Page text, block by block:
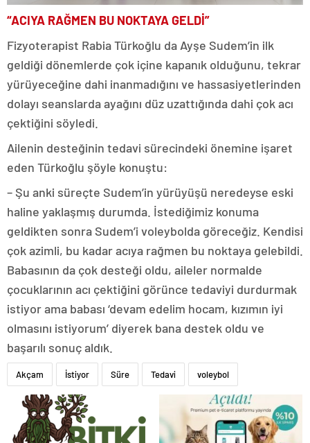
“ACIYA RAĞMEN BU NOKTAYA GELDİ”
Fizyoterapist Rabia Türkoğlu da Ayşe Sudem’in ilk
geldiği dönemlerde çok içine kapanık olduğunu, tekrar
yürüyeceğine dahi inanmadığını ve hassasiyetlerinden
dolayı seanslarda ayağını düz uzattığında dahi çok acı
çektiğini söyledi.
Ailenin desteğinin tedavi sürecindeki önemine işaret
eden Türkoğlu şöyle konuştu:
– Şu anki süreçte Sudem’in yürüyüşü neredeyse eski
haline yaklaşmış durumda. İstediğimiz konuma
geldikten sonra Sudem’i voleybolda göreceğiz. Kendisi
çok azimli, bu kadar acıya rağmen bu noktaya gelebildi.
Babasının da çok desteği oldu, aileler normalde
çocuklarının acı çektiğini görünce tedaviyi durdurmak
istiyor ama babası ‘devam edelim hocam, kızımın iyi
olmasını istiyorum’ diyerek bana destek oldu ve
başarılı sonuç aldık.
Akçam İstiyor Süre Tedavi voleybol